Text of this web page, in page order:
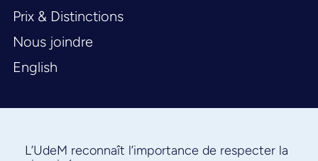
Prix & Distinctions
Nous joindre
English
L’UdeM reconnaît l’importance de respecter la